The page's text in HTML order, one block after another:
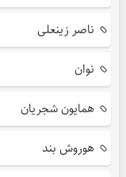
ناصر زینعلی
نوان
همایون شجریان
هوروش بند